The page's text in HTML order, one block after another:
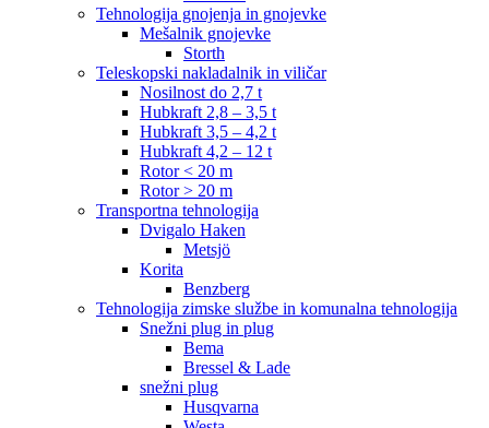
Tehnologija gnojenja in gnojevke
Mešalnik gnojevke
Storth
Teleskopski nakladalnik in viličar
Nosilnost do 2,7 t
Hubkraft 2,8 – 3,5 t
Hubkraft 3,5 – 4,2 t
Hubkraft 4,2 – 12 t
Rotor < 20 m
Rotor > 20 m
Transportna tehnologija
Dvigalo Haken
Metsjö
Korita
Benzberg
Tehnologija zimske službe in komunalna tehnologija
Snežni plug in plug
Bema
Bressel & Lade
snežni plug
Husqvarna